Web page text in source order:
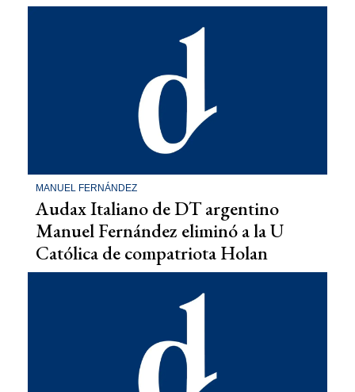
MANUEL FERNÁNDEZ
Audax Italiano de DT argentino
Manuel Fernández eliminó a la U
Católica de compatriota Holan